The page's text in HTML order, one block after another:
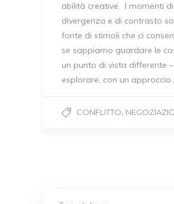
abilità creative. I momenti di
divergenza e di contrasto
fonte di stimoli che ci
se sappiamo guardare le
un punto di vista differente
esplorare, con un
CONFLITTO,